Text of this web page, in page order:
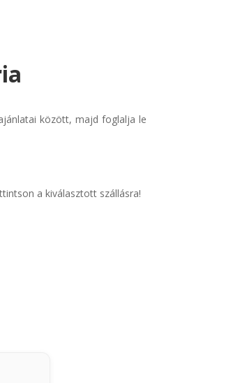
között, majd foglalja le
a kiválasztott szállásra!